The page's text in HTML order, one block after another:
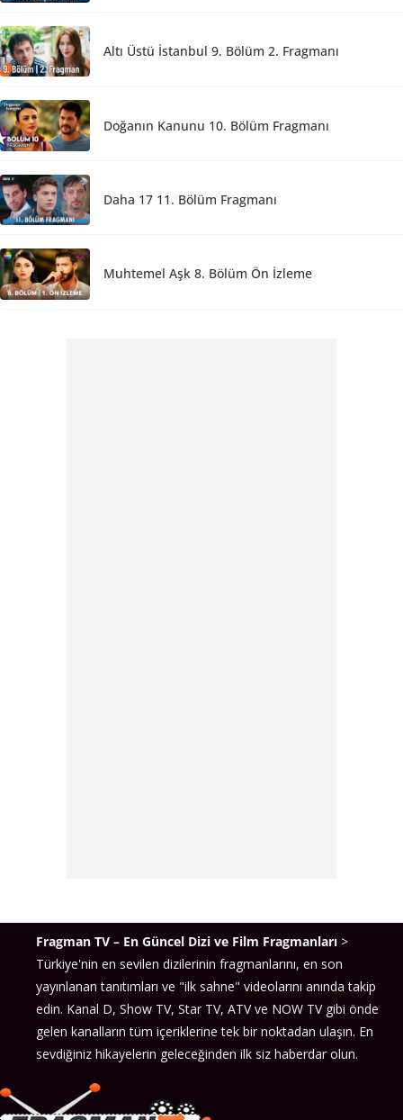
Altı Üstü İstanbul 9. Bölüm 2. Fragmanı
Doğanın Kanunu 10. Bölüm Fragmanı
Daha 17 11. Bölüm Fragmanı
Muhtemel Aşk 8. Bölüm Ön İzleme
Fragman TV – En Güncel Dizi ve Film Fragmanları >
Türkiye'nin en sevilen dizilerinin fragmanlarını, en son
yayınlanan tanıtımları ve "ilk sahne" videolarını anında takip
edin. Kanal D, Show TV, Star TV, ATV ve NOW TV gibi önde
gelen kanalların tüm içeriklerine tek bir noktadan ulaşın. En
sevdiğiniz hikayelerin geleceğinden ilk siz haberdar olun.